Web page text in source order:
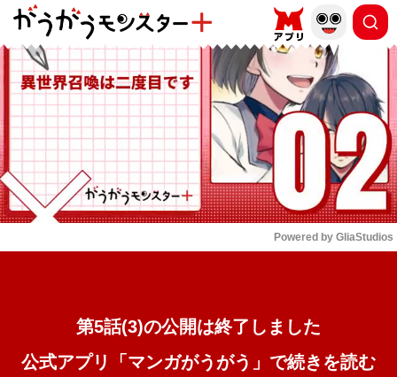
もっと読む
Powered by GliaStudios
第5話(3)の公開は終了しました
公式アプリ「マンガがうがう」で続きを読む